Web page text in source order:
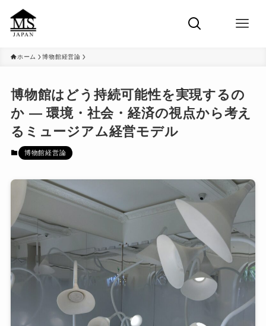
ホーム 博物館経営論
博物館はどう持続可能性を実現するの
か ― 環境・社会・経済の視点から考え
るミュージアム経営モデル
博物館経営論